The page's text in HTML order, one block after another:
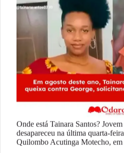
Onde está Tainara Santos?
desapareceu na última quarta-
Quilombo Acutinga Motecho,